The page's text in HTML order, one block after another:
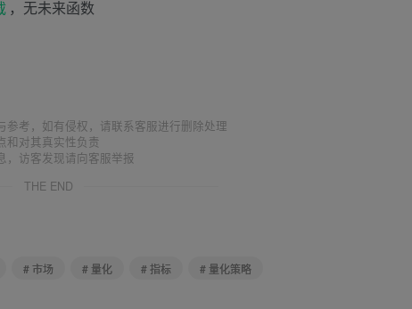
，无未来函数
考，如有侵权，请联系客服进行删除处理
和对其真实性负责
，访客发现请向客服举报
THE END
# 市场 # 量化 # 指标 # 量化策略